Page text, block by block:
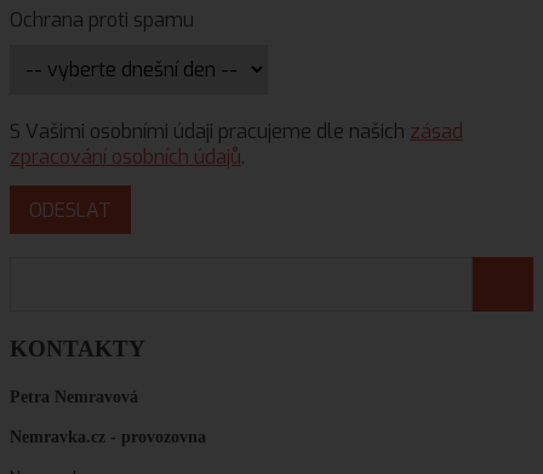
KONTAKTY
Petra Nemravová
Nemravka.cz - provozovna
Ochrana proti spamu
S Vašimi osobními údaji pracujeme dle našich zásad
zpracování osobních údajů.